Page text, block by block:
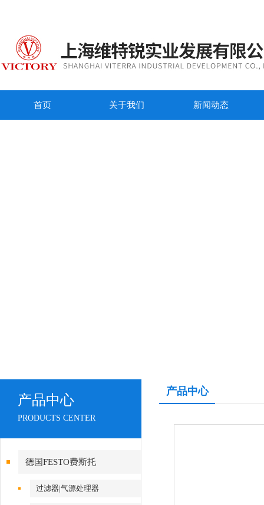
首页 关于我们 新闻动态
产品中心
PRODUCTS CENTER
德国FESTO费斯托
过滤器|气源处理器
产品中心